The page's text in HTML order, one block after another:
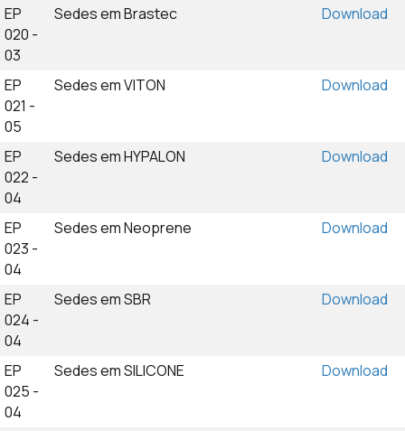
EP
020 -
03
Sedes em Brastec Download
EP
021 -
05
Sedes em VITON Download
EP
022 -
04
Sedes em HYPALON Download
EP
023 -
04
Sedes em Neoprene Download
EP
024 -
04
Sedes em SBR Download
EP
025 -
04
Sedes em SILICONE Download